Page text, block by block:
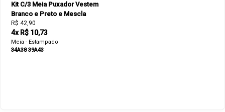
Kit C/3 Meia Puxador Vestem
Branco e Preto e Mescla
R$ 42,90
4x R$ 10,73
Meia - Estampado
34A38 39A43